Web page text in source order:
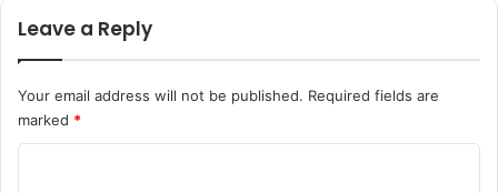
Leave a Reply
Your email address will not be published. Required fields are
marked *